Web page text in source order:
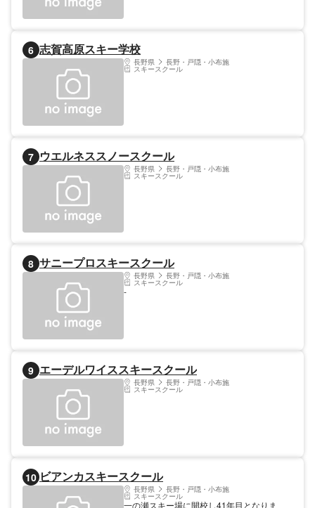
6 志賀高原スキー学校
長野県 長野・戸隠・小布施
スキースクール
7 ウエルネススノースクール
長野県 長野・戸隠・小布施
スキースクール
8 サニープロスキースクール
長野県 長野・戸隠・小布施
スキースクール
-
9 エーデルワイススキースクール
長野県 長野・戸隠・小布施
スキースクール
10 ビアンカスキースクール
長野県 長野・戸隠・小布施
スキースクール
一の瀬スキー場に開校し41年目となりま